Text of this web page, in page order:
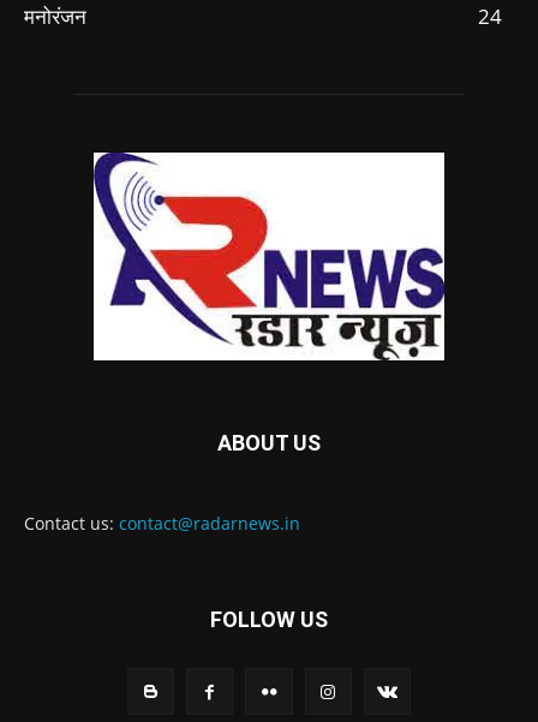
मनोरंजन
24
ABOUT US
Contact us: contact@radarnews.in
FOLLOW US